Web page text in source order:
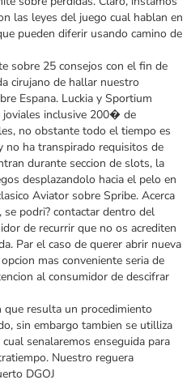
las leyes del juego cual hablan en
pueden diferir usando camino de
sobre 25 consejos con el fin de
cirujano de hallar nuestro
Espana. Luckia y Sportium
joviales inclusive 200� de
no obstante todo el tiempo es
no ha transpirado requisitos de
durante seccion de slots, la
desplazandolo hacia el pelo en
Aviator sobre Spribe. Acerca
podri? contactar dentro del
de recurrir que no os acrediten
Par el caso de querer abrir nueva
mas conveniente seria de
al consumidor de descifrar
que resulta un procedimiento
sin embargo tambien se utilliza
senalaremos enseguida para
Nuestro reguera
DGOJ